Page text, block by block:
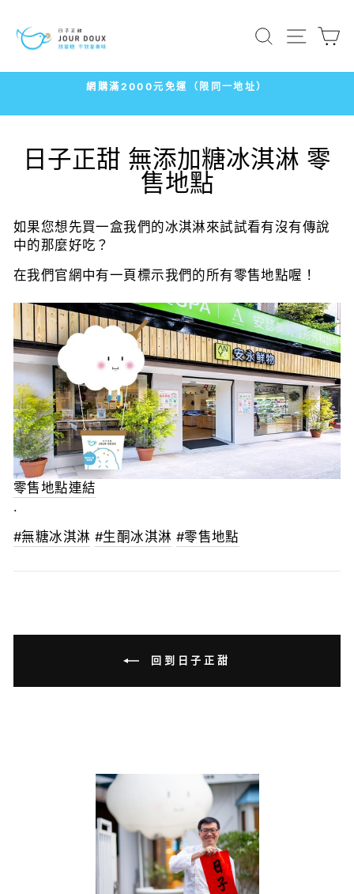
搜尋 網站
放
幻
燈
日子正甜 無添加糖冰淇淋 零
售地點
如果您想先買一盒我們的冰淇淋來試試看有沒有傳說
中的那麼好吃？
在我們官網中有一頁標示我們的所有零售地點喔！
零售地點連結
.
#無糖冰淇淋 #生酮冰淇淋 #零售地點
回到日子正甜